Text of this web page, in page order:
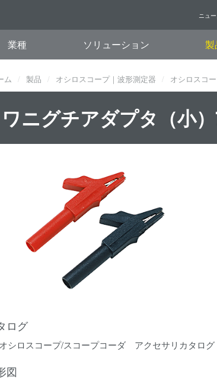
ニュ
業種 ソリューション 製
ム 製品 オシロスコープ｜波形測定器 オシロスコ
ワニグチアダプタ（小
ログ
オシロスコープ/スコープコーダ アクセサリカタログ
図